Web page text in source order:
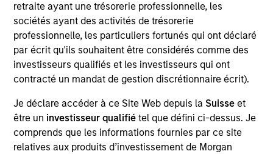
retraite ayant une trésorerie professionnelle, les
sociétés ayant des activités de trésorerie
professionnelle, les particuliers fortunés qui ont déclaré
par écrit qu'ils souhaitent être considérés comme des
investisseurs qualifiés et les investisseurs qui ont
contracté un mandat de gestion discrétionnaire écrit).
Je déclare accéder à ce Site Web depuis la Suisse et
être un investisseur qualifiétel que défini ci-dessus. Je
comprends que les informations fournies par ce site
relatives aux produits d’investissement de Morgan
Transaction Type
Follow-On
Realization Date
Jan 2004
Develops nitric oxide enhanced medicines.
(NASDAQ:NTMD).
Investment Team
Morgan Stanley Expansion Capital